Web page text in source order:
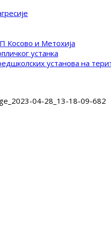
Косово и Метохија
устанка
установа на
04-28_13-18-09-682